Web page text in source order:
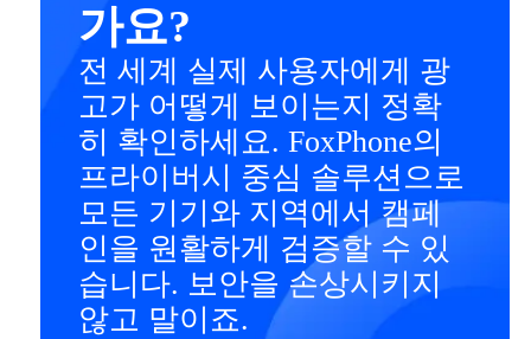
가요?
전 세계 실제 사용자에게 광
고가 어떻게 보이는지 정확
히 확인하세요. FoxPhone의
프라이버시 중심 솔루션으로
모든 기기와 지역에서 캠페
인을 원활하게 검증할 수 있
습니다. 보안을 손상시키지
않고 말이죠.